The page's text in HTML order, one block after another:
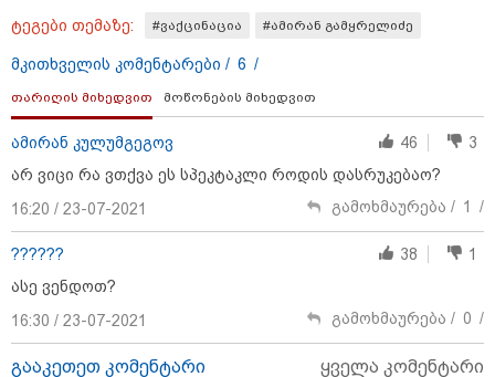
20:23 / 06-08-2026
ყოფილა" - ირაკლი ღარიბაშვილი კლინიკაში
ჰყავდათ გადაყვანილი - რას ამბობს მისი ადვოკატი?
(ვიდეო)
ტეგები თემაზე: #ვაქცინაცია #ამირან გამყრელიძე
მკითხველის კომენტარები / 6 /
თარიღის მიხედვით მოწონების მიხედვით
ამირან კულუმგეგოვ 46
3
არ ვიცი რა ვთქვა ეს სპეკტაკლი როდის დასრუკებაო?
16:20 / 23-07-2021
გამოხმაურება / 1 /
?????? 38
1
ასე ვენდოთ?
16:30 / 23-07-2021
გამოხმაურება / 0 /
გააკეთეთ კომენტარი ყველა კომენტარი